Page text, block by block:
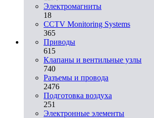
Электромагниты
18
CCTV Monitoring Systems
365
Приводы
615
Клапаны и вентильные узлы
740
Разъемы и провода
2476
Подготовка воздуха
251
Электронные элементы